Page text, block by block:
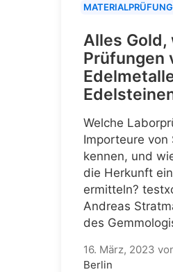
Alles Gold,
Prüfungen
Welche
Importeure von
kennen, und
die Herkunft
ermitteln?
Andreas
des
16. März, 2023
Berlin